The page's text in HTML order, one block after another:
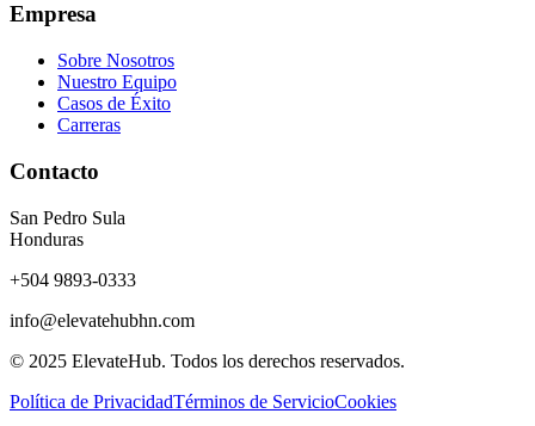
Empresa
Sobre Nosotros
Nuestro Equipo
Casos de Éxito
Carreras
Contacto
San Pedro Sula
Honduras
+504 9893-0333
info@elevatehubhn.com
© 2025 ElevateHub. Todos los derechos reservados.
Política de PrivacidadTérminos de ServicioCookies